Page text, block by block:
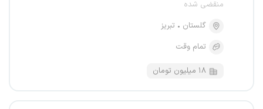
منقضی شده
گلستان
تبریز
تمام وقت
۱۸ میلیون تومان